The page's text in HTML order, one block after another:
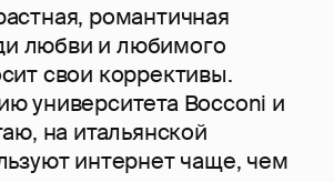
романтичная
любви и любимого
свои коррективы.
университета Bocconi и
на итальянской
интернет чаще, чем